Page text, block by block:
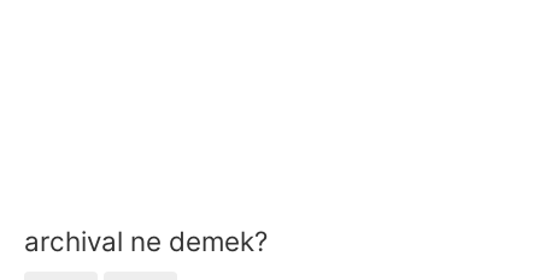
archival ne demek?